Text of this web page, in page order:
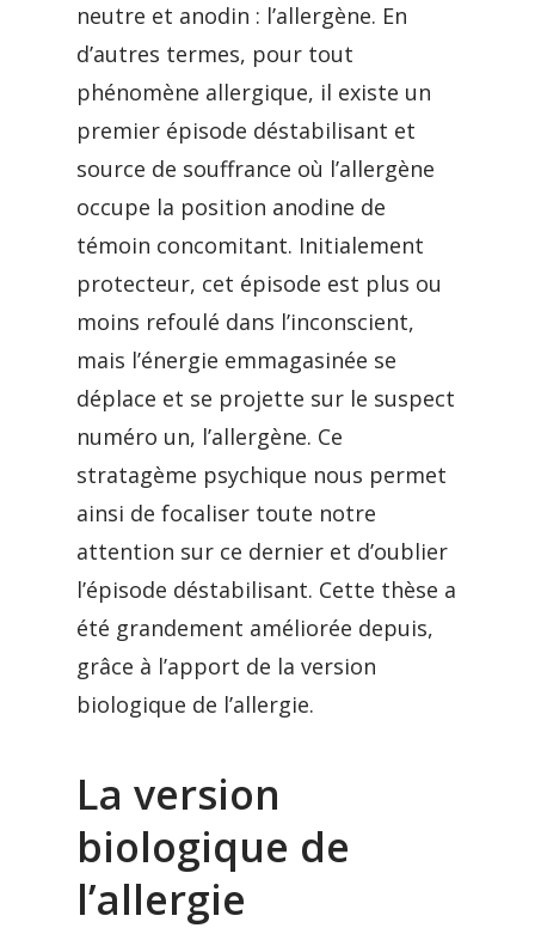
neutre et anodin : l’allergène. En
d’autres termes, pour tout
phénomène allergique, il existe un
premier épisode déstabilisant et
source de souffrance où l’allergène
occupe la position anodine de
témoin concomitant. Initialement
protecteur, cet épisode est plus ou
moins refoulé dans l’inconscient,
mais l’énergie emmagasinée se
déplace et se projette sur le suspect
numéro un, l’allergène. Ce
stratagème psychique nous permet
ainsi de focaliser toute notre
attention sur ce dernier et d’oublier
l’épisode déstabilisant. Cette thèse a
été grandement améliorée depuis,
grâce à l’apport de la version
biologique de l’allergie.
La version
biologique de
l’allergie